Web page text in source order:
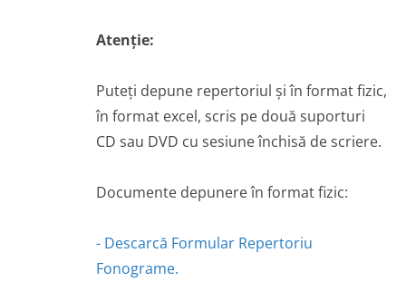
Atenție:
Puteți depune repertoriul și în format fizic,
în format excel, scris pe două suporturi
CD sau DVD cu sesiune închisă de scriere.
Documente depunere în format fizic:
- Descarcă Formular Repertoriu
Fonograme.